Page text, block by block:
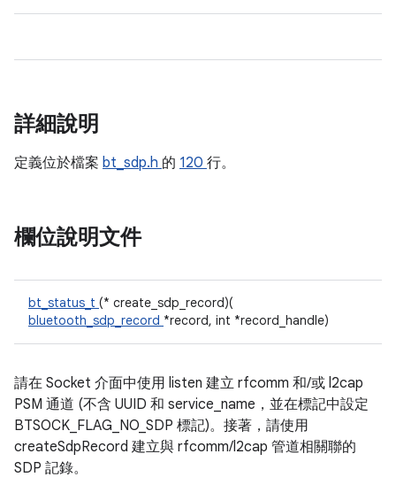
詳細說明
定義位於檔案 bt_sdp.h 的 120 行。
欄位說明文件
bt_status_t (* create_sdp_record)(
bluetooth_sdp_record *record, int *record_handle)
請在 Socket 介面中使用 listen 建立 rfcomm 和/或 l2cap
PSM 通道 (不含 UUID 和 service_name，並在標記中設定
BTSOCK_FLAG_NO_SDP 標記)。接著，請使用
createSdpRecord 建立與 rfcomm/l2cap 管道相關聯的
SDP 記錄。